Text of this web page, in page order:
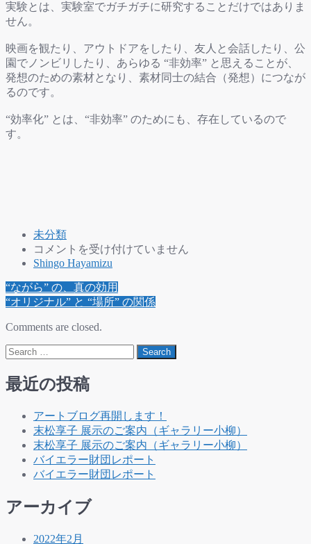
実験とは、実験室でガチガチに研究することだけではありま
せん。
映画を観たり、アウトドアをしたり、友人と会話したり、公
園でノンビリしたり、あらゆる “非効率” と思えることが、
発想のための素材となり、素材同士の結合（発想）につなが
るのです。
“効率化” とは、“非効率” のためにも、存在しているので
す。
未分類
非
効
の
た
効
化
は
コメントを受け付けていません
Shingo Hayamizu
Post
navigation
“ながら” の、真の効用
“オリジナル” と “場所” の関係
Comments are closed.
Search
最近の投稿
アートブログ再開します！
末松享子 展示のご案内（ギャラリー小柳）
末松享子 展示のご案内（ギャラリー小柳）
バイエラー財団レポート
バイエラー財団レポート
アーカイブ
2022年2月